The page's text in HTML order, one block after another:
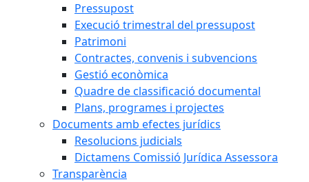
Pressupost
Execució trimestral del pressupost
Patrimoni
Contractes, convenis i subvencions
Gestió econòmica
Quadre de classificació documental
Plans, programes i projectes
Documents amb efectes jurídics
Resolucions judicials
Dictamens Comissió Jurídica Assessora
Transparència